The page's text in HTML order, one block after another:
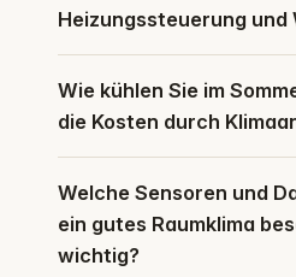
Heizungssteuerung und
Wie kühlen Sie im
die Kosten durch
Welche Sensoren und
ein gutes Raumklima
wichtig?